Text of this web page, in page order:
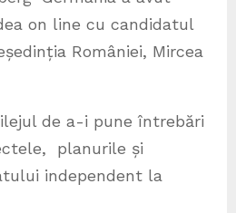
on line cu candidatul
României, Mircea
de a-i pune întrebări
planurile și
independent la